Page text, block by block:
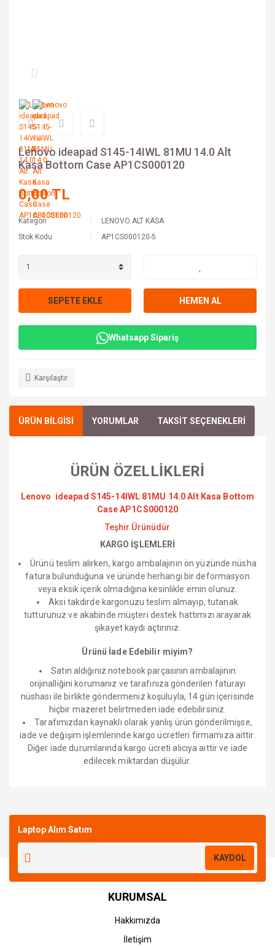
Lenovo ideapad S145-14IWL 81MU 14.0 Alt
Kasa Bottom Case AP1CS000120
0,00 TL
Kategori
LENOVO ALT KASA
Stok Kodu
AP1CS000120-5
SEPETE EKLE HEMEN AL
Whatsapp Sipariş
Karşılaştır
ÜRÜN BİLGİSİ YORUMLAR TAKSİT SEÇENEKLERİ
ÜRÜN ÖZELLİKLERİ
Lenovo ideapad S145-14IWL 81MU 14.0 Alt Kasa Bottom
Case AP1CS000120
Teşhir Ürünüdür
KARGO İŞLEMLERİ
Ürünü teslim alırken, kargo ambalajının ön yüzünde nüsha
fatura bulunduğuna ve üründe herhangi bir deformasyon
veya eksik içerik olmadığına kesinlikle emin olunuz.
Aksi takdirde kargonuzu teslim almayıp, tutanak
tutturunuz ve akabinde müşteri destek hattımızı arayarak
şikayet kaydı açtırınız.
Ürünü İade Edebilir miyim?
Satın aldığınız notebook parçasının ambalajının
orijinalliğini korumanız ve tarafınıza gönderilen faturayı
nüshası ile birlikte göndermeniz koşuluyla, 14 gün içerisinde
hiçbir mazeret belirtmeden iade edebilirsiniz.
Tarafımızdan kaynaklı olarak yanlış ürün gönderilmişse,
iade ve değişim işlemlerinde kargo ücretleri firmamıza aittir.
Diğer iade durumlarında kargo ücreti alıcıya aittir ve iade
edilecek miktardan düşülür.
Laptop Alım Satım
KAYDOL
KURUMSAL
Hakkımızda
İletişim